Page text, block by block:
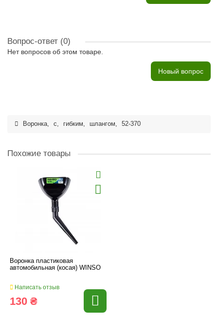
Вопрос-ответ (0)
Нет вопросов об этом товаре.
Новый вопрос
Воронка, с, гибким, шлангом, 52-370
Похожие товары
Воронка пластиковая
автомобильная (косая) WINSO
Написать отзыв
130 ₴